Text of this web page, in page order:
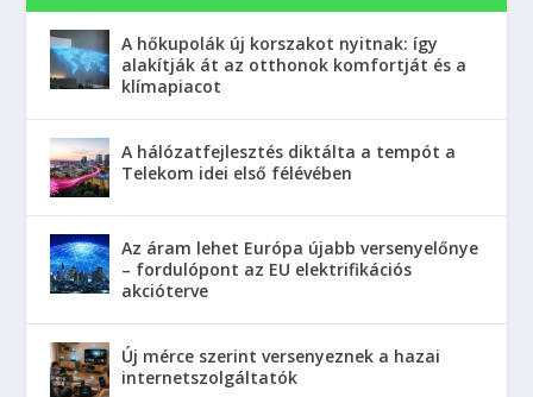
A hőkupolák új korszakot nyitnak: így
alakítják át az otthonok komfortját és a
klímapiacot
A hálózatfejlesztés diktálta a tempót a
Telekom idei első félévében
Az áram lehet Európa újabb versenyelőnye
– fordulópont az EU elektrifikációs
akcióterve
Új mérce szerint versenyeznek a hazai
internetszolgáltatók